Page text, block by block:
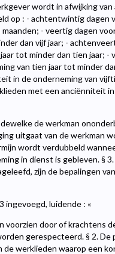
wordt in afwijking van
op : - achtentwintig dagen
- veertig dagen
dan vijf jaar; -
tot minder dan tien jaar; -
van tien jaar tot minder
in de onderneming van
met een anciënniteit
de werkman
uitgaat van de werkman
wordt verdubbeld
in dienst is gebleven. §
zijn de bepalingen
ingevoegd, luidende : «
voorzien door of krachtens
gerespecteerd. § 2. De
werklieden waarop een